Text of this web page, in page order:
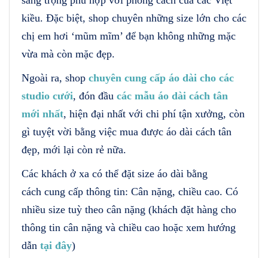
kiều. Đặc biệt, shop chuyên những size lớn cho các
chị em hơi ‘mũm mĩm’ để bạn không những mặc
vừa mà còn mặc đẹp.
Ngoài ra, shop chuyên cung cấp áo dài cho các
studio cưới, đón đầu các mẫu áo dài cách tân
mới nhất, hiện đại nhất với chi phí tận xưởng, còn
gì tuyệt vời bằng việc mua được áo dài cách tân
đẹp, mới lại còn rẻ nữa.
Các khách ở xa có thể đặt size áo dài bằng
cách cung cấp thông tin: Cân nặng, chiều cao. Có
nhiều size tuỳ theo cân nặng (khách đặt hàng cho
thông tin cân nặng và chiều cao hoặc xem hướng
dẫn tại đây)